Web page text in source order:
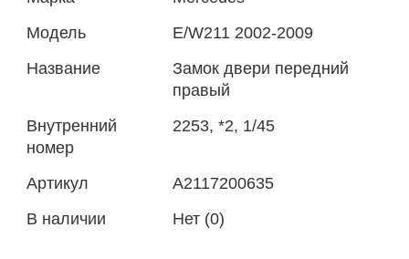
Модель
E/W211 2002-2009
Название
Замок двери передний
правый
Внутренний
номер
2253, *2, 1/45
Артикул
A2117200635
В наличии
Нет (0)